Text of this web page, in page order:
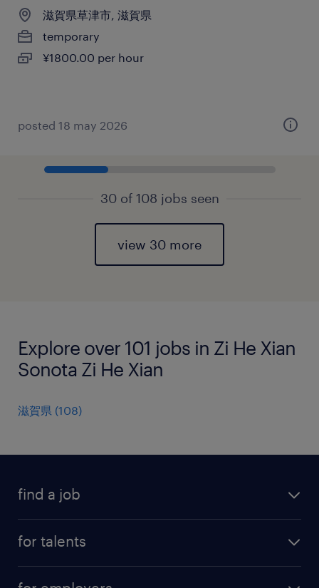
滋賀県草津市, 滋賀県
temporary
¥1800.00 per hour
posted 18 may 2026
30 of 108 jobs seen
view 30 more
Explore over 101 jobs in Zi He Xian
Sonota Zi He Xian
滋賀県 (108)
find a job
for talents